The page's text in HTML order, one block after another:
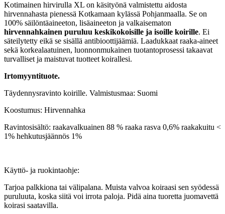
Kotimainen hirvirulla XL on käsityönä valmistettu aidosta
hirvennahasta pienessä Kotkamaan kylässä Pohjanmaalla. Se on
100% säilöntäaineeton, lisäaineeton ja valkaisematon
hirvennahkainen puruluu keskikokoisille ja isoille koirille. Ei
säteilytetty eikä se sisällä antibioottijäämiä. Laadukkaat raaka-aineet
sekä korkealaatuinen, luonnonmukainen tuotantoprosessi takaavat
turvalliset ja maistuvat tuotteet koirallesi.
Irtomyyntituote.
Täydennysravinto koirille. Valmistusmaa: Suomi
Koostumus: Hirvennahka
Ravintosisältö: raakavalkuainen 88 % raaka rasva 0,6% raakakuitu <
1% hehkutusjäännös 1%
Käyttö- ja ruokintaohje:
Tarjoa palkkiona tai välipalana. Muista valvoa koiraasi sen syödessä
puruluuta, koska siitä voi irrota paloja. Pidä aina tuoretta juomavettä
koirasi saatavilla.